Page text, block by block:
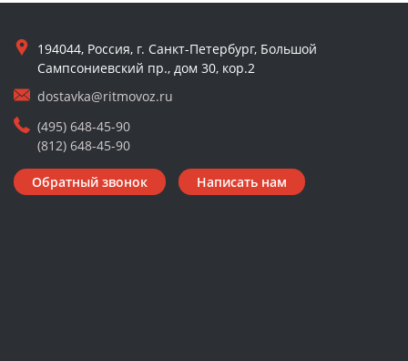
194044, Россия, г. Санкт-Петербург, Большой
Сампсониевский пр., дом 30, кор.2
dostavka@ritmovoz.ru
(495) 648-45-90
(812) 648-45-90
Обратный звонок Написать нам